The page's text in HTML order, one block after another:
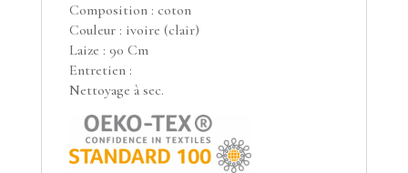
Composition : coton
Couleur : ivoire (clair)
Laize : 90 Cm
Entretien :
Nettoyage à sec.